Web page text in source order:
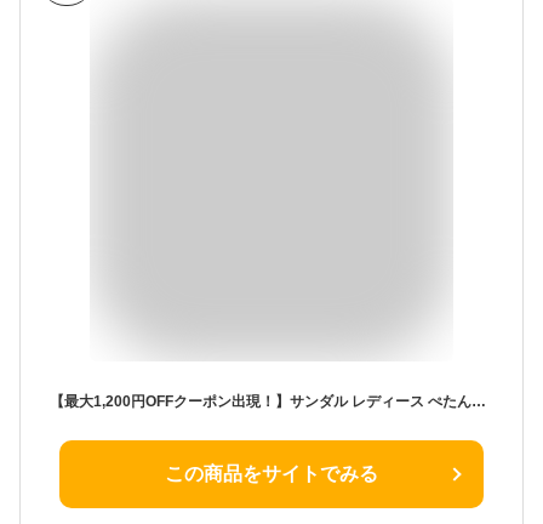
【最大1,200円OFFクーポン出現！】サンダル レディース ぺたんこ アンクルストラップ 軽量 MTRC11B1 trico トリコ | コンフォート クッション ローヒール 春 夏 バックストラップ 歩きやすい おしゃれ 痛くない 疲れない 日本製 あす楽
この商品をサイトでみる